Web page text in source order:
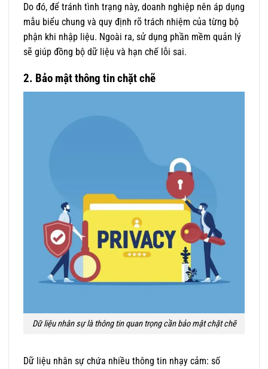
Do đó, để tránh tình trạng này, doanh nghiệp nên áp dụng
mẫu biểu chung và quy định rõ trách nhiệm của từng bộ
phận khi nhập liệu. Ngoài ra, sử dụng phần mềm quản lý
sẽ giúp đồng bộ dữ liệu và hạn chế lỗi sai.
2. Bảo mật thông tin chặt chẽ
Dữ liệu nhân sự là thông tin quan trọng cần bảo mật chặt chẽ
Dữ liệu nhân sự chứa nhiều thông tin nhạy cảm: số